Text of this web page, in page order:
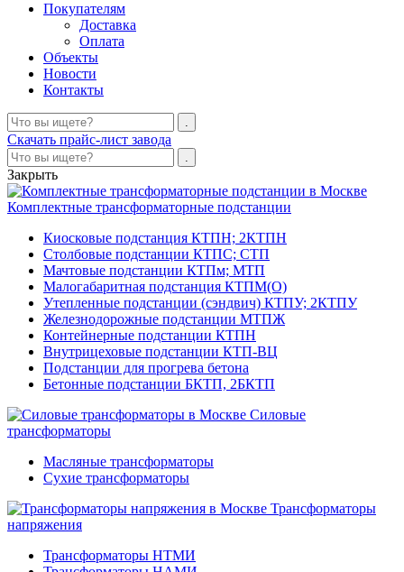
Покупателям
Доставка
Оплата
Объекты
Новости
Контакты
Скачать прайс-лист завода
Закрыть
Комплектные трансформаторные подстанции
Киосковые подстанция КТПН; 2КТПН
Столбовые подстанции КТПС; СТП
Мачтовые подстанции КТПм; МТП
Малогабаритная подстанция КТПМ(О)
Утепленные подстанции (сэндвич) КТПУ; 2КТПУ
Железнодорожные подстанции МТПЖ
Контейнерные подстанции КТПН
Внутрицеховые подстанции КТП-ВЦ
Подстанции для прогрева бетона
Бетонные подстанции БКТП, 2БКТП
Силовые
трансформаторы
Масляные трансформаторы
Сухие трансформаторы
Трансформаторы
напряжения
Трансформаторы НТМИ